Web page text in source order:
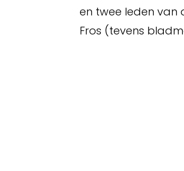
en twee leden van
Fros (tevens